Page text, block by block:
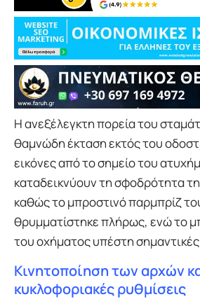
Η ανεξέλεγκτη πορεία του
θαμνώδη έκταση εκτός του
εικόνες από το σημείο του
καταδεικνύουν τη σφοδρότητα
καθώς το μπροστινό παρμπρίζ
θρυμματίστηκε πλήρως, ενώ το
του οχήματος υπέστη σημαντικές
Κινητοποίηση των αρχών
κυκλοφοριακές ρυθμίσεις